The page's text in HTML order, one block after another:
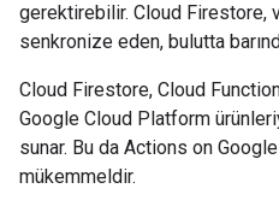
gerektirebilir. Cloud Firestore,
senkronize eden, bulutta
Cloud Firestore, Cloud
Google Cloud Platform
sunar. Bu da Actions on
mükemmeldir.